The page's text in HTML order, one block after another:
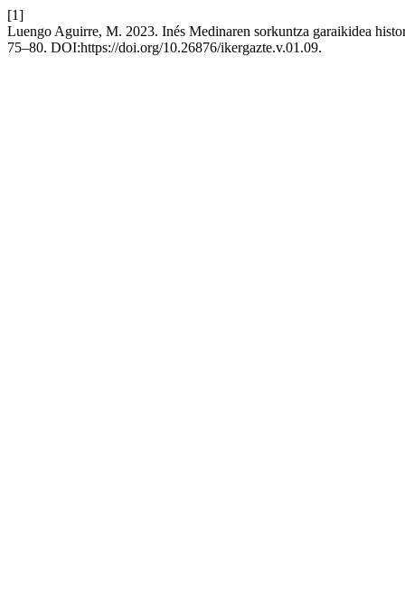
[1]
Luengo Aguirre, M. 2023. Inés Medinaren sorkuntza garaikidea
75–80. DOI:https://doi.org/10.26876/ikergazte.v.01.09.